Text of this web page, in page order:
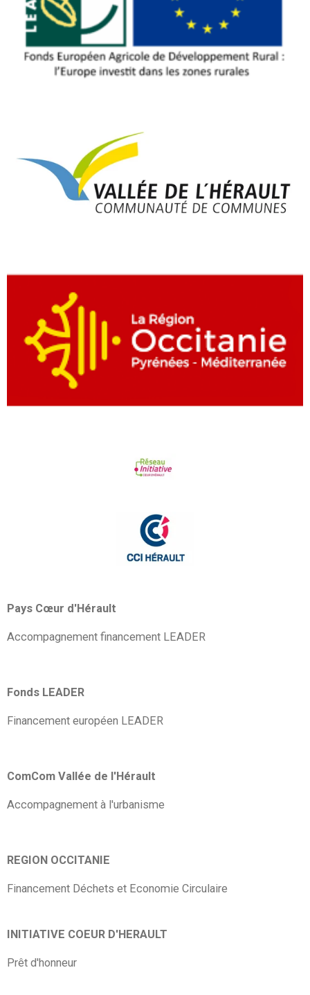
Pays Cœur d'Hérault
Accompagnement financement LEADER
Fonds LEADER
Financement européen LEADER
ComCom Vallée de l'Hérault
Accompagnement à l'urbanisme
REGION OCCITANIE
Financement Déchets et Economie Circulaire
INITIATIVE COEUR D'HERAULT
Prêt d'honneur